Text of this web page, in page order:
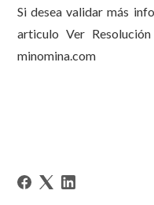
Si desea validar más
articulo Ver
minomina.com